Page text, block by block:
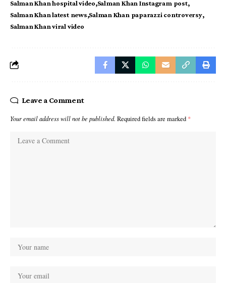
Salman Khan hospital video Salman Khan Instagram post
Salman Khan latest news Salman Khan paparazzi controversy
Salman Khan viral video
Leave a Comment
Your email address will not be published. Required fields are marked *